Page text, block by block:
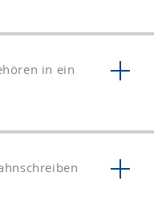
in ein